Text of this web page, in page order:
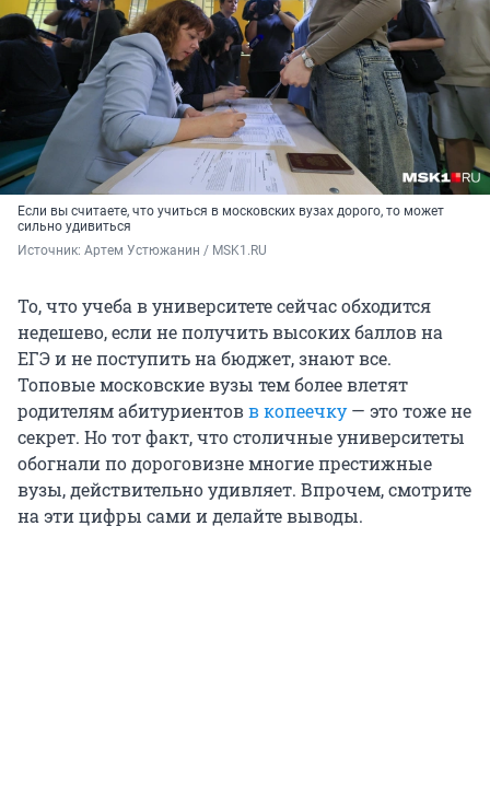
Если вы считаете, что учиться в московских вузах дорого, то может
сильно удивиться
Источник: Артем Устюжанин / MSK1.RU
То, что учеба в университете сейчас обходится
недешево, если не получить высоких баллов на
ЕГЭ и не поступить на бюджет, знают все.
Топовые московские вузы тем более влетят
родителям абитуриентовв копеечку— это тоже не
секрет. Но тот факт, что столичные университеты
обогнали по дороговизне многие престижные
вузы, действительно удивляет. Впрочем, смотрите
на эти цифры сами и делайте выводы.